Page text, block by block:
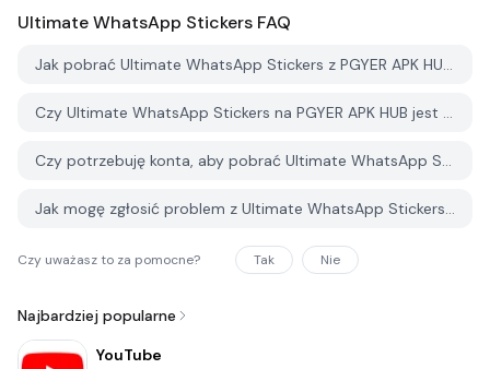
Ultimate WhatsApp Stickers FAQ
Jak pobrać Ultimate WhatsApp Stickers z PGYER APK HUB?
Czy Ultimate WhatsApp Stickers na PGYER APK HUB jest darmowy do pobrania?
Czy potrzebuję konta, aby pobrać Ultimate WhatsApp Stickers z PGYER APK HUB?
Jak mogę zgłosić problem z Ultimate WhatsApp Stickers na PGYER APK HUB?
Czy uważasz to za pomocne? Tak Nie
Najbardziej popularne
YouTube